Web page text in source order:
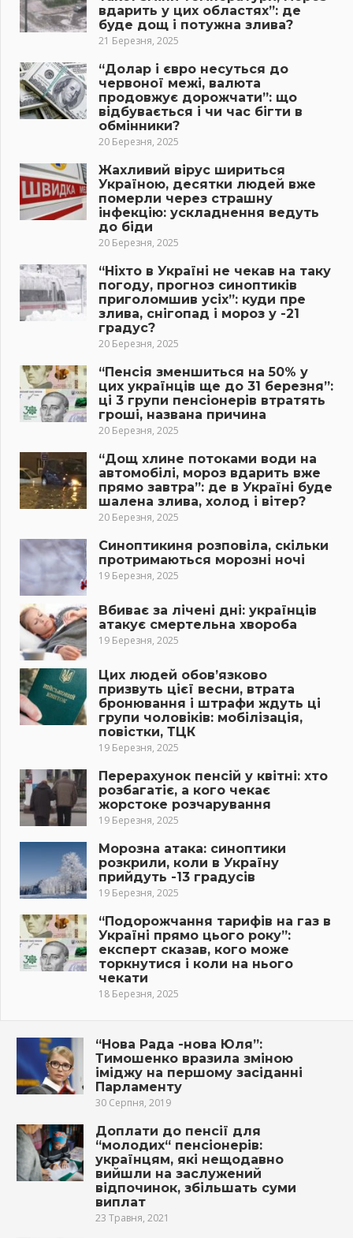
вдарить у цих областях”: де
буде дощ і потужна злива?
21 Березня, 2025
“Долар і євро несуться до
червоної межі, валюта
продовжує дорожчати”: що
відбувається і чи час бігти в
обмінники?
20 Березня, 2025
Жахливий вірус шириться
Україною, десятки людей вже
померли через страшну
інфекцію: ускладнення ведуть
до біди
20 Березня, 2025
“Ніхто в Україні не чекав на таку
погоду, прогноз синоптиків
приголомшив усіх”: куди пре
злива, снігопад і мороз у -21
градус?
20 Березня, 2025
“Пенсія зменшиться на 50% у
цих українців ще до 31 березня”:
ці 3 групи пенсіонерів втратять
гроші, названа причина
20 Березня, 2025
“Дощ хлине потоками води на
автомобілі, мороз вдарить вже
прямо завтра”: де в Україні буде
шалена злива, холод і вітер?
20 Березня, 2025
Синоптикиня розповіла, скільки
протримаються морозні ночі
19 Березня, 2025
Вбиває за лічені дні: українців
атакує смертельна хвороба
19 Березня, 2025
Цих людей обов’язково
призвуть цієї весни, втрата
бронювання і штрафи ждуть ці
групи чоловіків: мобілізація,
повістки, ТЦК
19 Березня, 2025
Перерахунок пенсій у квітні: хто
розбагатіє, а кого чекає
жорстоке розчарування
19 Березня, 2025
Морозна атака: синоптики
розкрили, коли в Україну
прийдуть -13 градусів
19 Березня, 2025
“Подорожчання тарифів на газ в
Україні прямо цього року”:
експерт сказав, кого може
торкнутися і коли на нього
чекати
18 Березня, 2025
“Нова Рада -нова Юля”:
Тимошенко вразила зміною
іміджу на першому засіданні
Парламенту
30 Серпня, 2019
Доплати до пенсії для
“молодих“ пенсіонерів:
українцям, які нещодавно
вийшли на заслужений
відпочинок, збільшать суми
виплат
23 Травня, 2021